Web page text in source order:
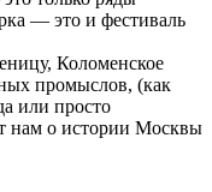
— это и фестиваль
Коломенское
промыслов, (как
или просто
нам о истории Москвы